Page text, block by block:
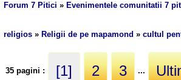
Forum 7 Pitici » Evenimentele comunitatii 7
religios » Religii de pe mapamond »cultul
35 pagini : [1] 2 3 ...